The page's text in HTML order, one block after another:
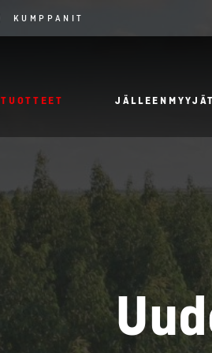
KUMPPANIT
TUOTTEET JÄLLEENMYYJÄT